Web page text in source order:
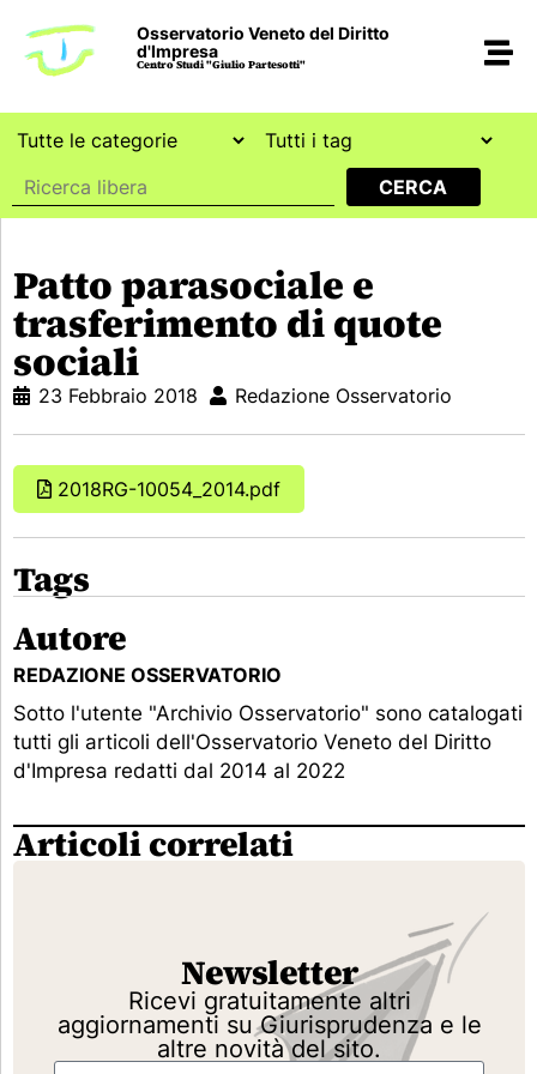
Osservatorio Veneto del Diritto
d'Impresa
Centro Studi "Giulio Partesotti"
Patto parasociale e
trasferimento di quote
sociali
23 Febbraio 2018 Redazione Osservatorio
2018RG-10054_2014.pdf
Tags
Autore
REDAZIONE OSSERVATORIO
Sotto l'utente "Archivio Osservatorio" sono catalogati
tutti gli articoli dell'Osservatorio Veneto del Diritto
d'Impresa redatti dal 2014 al 2022
Articoli correlati
Newsletter
Ricevi gratuitamente altri
aggiornamenti su Giurisprudenza e le
altre novità del sito.